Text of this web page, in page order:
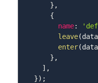
} ,
{
name:
leave(data
enter(data
} ,
] ,
}) ;